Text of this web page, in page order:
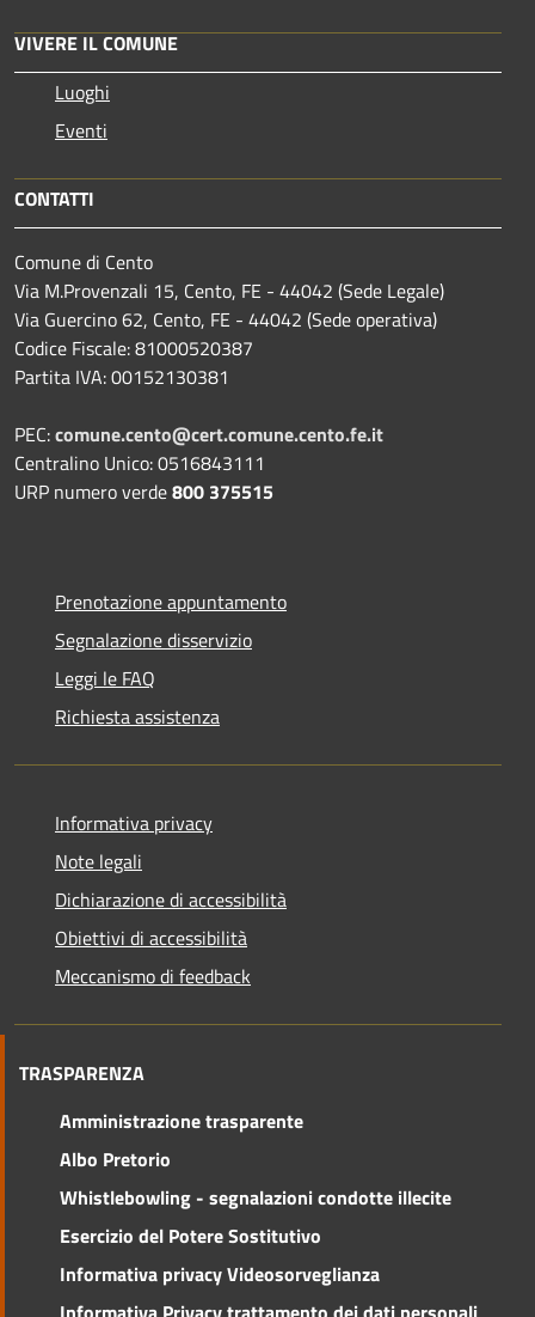
VIVERE IL COMUNE
Luoghi
Eventi
CONTATTI
Comune di Cento
Via M.Provenzali 15, Cento, FE - 44042 (Sede Legale)
Via Guercino 62, Cento, FE - 44042 (Sede operativa)
Codice Fiscale: 81000520387
Partita IVA: 00152130381
PEC:comune.cento@cert.comune.cento.fe.it
Centralino Unico: 0516843111
URP numero verde800 375515
Prenotazione appuntamento
Segnalazione disservizio
Leggi le FAQ
Richiesta assistenza
Informativa privacy
Note legali
Dichiarazione di accessibilità
Obiettivi di accessibilità
Meccanismo di feedback
TRASPARENZA
Amministrazione trasparente
Albo Pretorio
Whistlebowling - segnalazioni condotte illecite
Esercizio del Potere Sostitutivo
Informativa privacy Videosorveglianza